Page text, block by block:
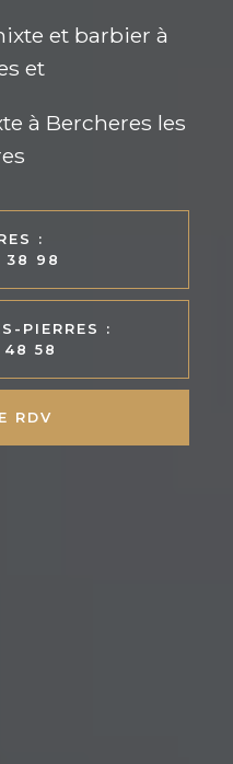
et barbier à
et
à Bercheres les
:
38 98
PIERRES :
48 58
RDV